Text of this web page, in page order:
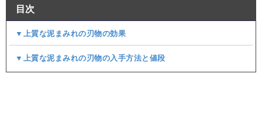
目次
▼上質な泥まみれの刃物の効果
▼上質な泥まみれの刃物の入手方法と値段